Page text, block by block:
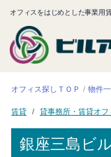
オフィスをはじめとした事業用
オフィス探しＴＯＰ 物件
賃貸 貸事務所・賃貸オフ
銀座三島ビ